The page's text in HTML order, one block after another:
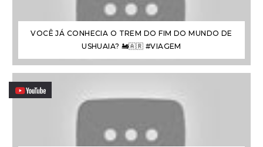
VOCÊ JÁ CONHECIA O TREM DO FIM DO MUNDO DE
USHUAIA? 🚂🇦🇷 #VIAGEM